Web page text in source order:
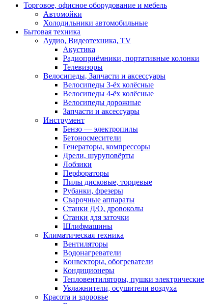
Торговое, офисное оборудование и мебель
Автомойки
Холодильники автомобильные
Бытовая техника
Аудио, Видеотехника, TV
Акустика
Радиоприёмники, портативные колонки
Телевизоры
Велосипеды, Запчасти и аксессуары
Велосипеды 3-ёх колёсные
Велосипеды 4-ёх колёсные
Велосипеды дорожные
Запчасти и аксессуары
Инструмент
Бензо — электропилы
Бетоносмесители
Генераторы, компрессоры
Дрели, шуруповёрты
Лобзики
Перфораторы
Пилы дисковые, торцевые
Рубанки, фрезеры
Сварочные аппараты
Станки Д/О, дровоколы
Станки для заточки
Шлифмашины
Климатическая техника
Вентиляторы
Водонагреватели
Конвекторы, обогреватели
Кондиционеры
Тепловентиляторы, пушки электрические
Увлажнители, осушители воздуха
Красота и здоровье